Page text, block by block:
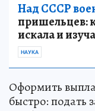
Над СССР
пришельцев:
искала и
НАУКА
Оформить
быстро: подать